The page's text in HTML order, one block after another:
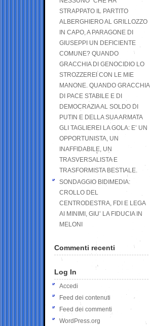
STRAPPATO IL PARTITO
ALBERGHIERO AL GRILLOZZO
IN CAPO, A PARAGONE DI
GIUSEPPI UN DEFICIENTE
COMUNE? QUANDO
GRACCHIA DI GENOCIDIO LO
STROZZEREI CON LE MIE
MANONE. QUANDO GRACCHIA
DI PACE STABILE E DI
DEMOCRAZIA AL SOLDO DI
PUTIN E DELLA SUA ARMATA
GLI TAGLIEREI LA GOLA: E’ UN
OPPORTUNISTA, UN
INAFFIDABILE, UN
TRASVERSALISTA E
TRASFORMISTA BESTIALE.
SONDAGGIO BIDIMEDIA:
CROLLO DEL
CENTRODESTRA, FDI E LEGA
AI MINIMI, GIU’ LA FIDUCIA IN
MELONI
Commenti recenti
Log In
Accedi
Feed dei contenuti
Feed dei commenti
WordPress.org